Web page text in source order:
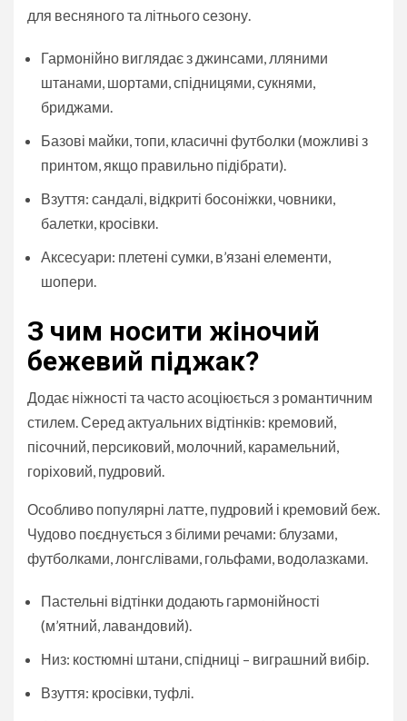
для весняного та літнього сезону.
Гармонійно виглядає з джинсами, лляними
штанами, шортами, спідницями, сукнями,
бриджами.
Базові майки, топи, класичні футболки (можливі з
принтом, якщо правильно підібрати).
Взуття: сандалі, відкриті босоніжки, човники,
балетки, кросівки.
Аксесуари: плетені сумки, в’язані елементи,
шопери.
З чим носити жіночий
бежевий піджак?
Додає ніжності та часто асоціюється з романтичним
стилем. Серед актуальних відтінків: кремовий,
пісочний, персиковий, молочний, карамельний,
горіховий, пудровий.
Особливо популярні латте, пудровий і кремовий беж.
Чудово поєднується з білими речами: блузами,
футболками, лонгслівами, гольфами, водолазками.
Пастельні відтінки додають гармонійності
(м’ятний, лавандовий).
Низ: костюмні штани, спідниці – виграшний вибір.
Взуття: кросівки, туфлі.